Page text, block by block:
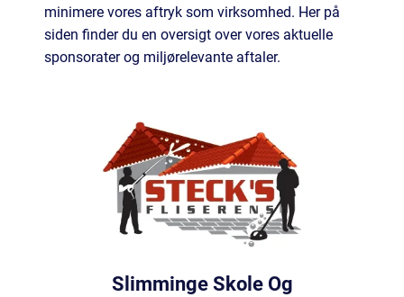
minimere vores aftryk som virksomhed. Her på
siden finder du en oversigt over vores aktuelle
sponsorater og miljørelevante aftaler.
Slimminge Skole Og